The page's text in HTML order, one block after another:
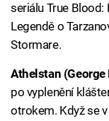
seriálu True Blood:
Legendě o
Stormare.
Athelstan (George
po vyplenění
otrokem. Když se